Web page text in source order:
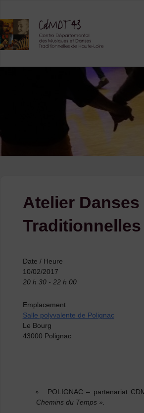
content
Atelier Danses
Traditionnelles
Date / Heure
10/02/2017
20 h 30 - 22 h 00
Emplacement
Salle polyvalente de Polignac
Le Bourg
43000 Polignac
POLIGNAC – partenariat
Chemins du Temps ».